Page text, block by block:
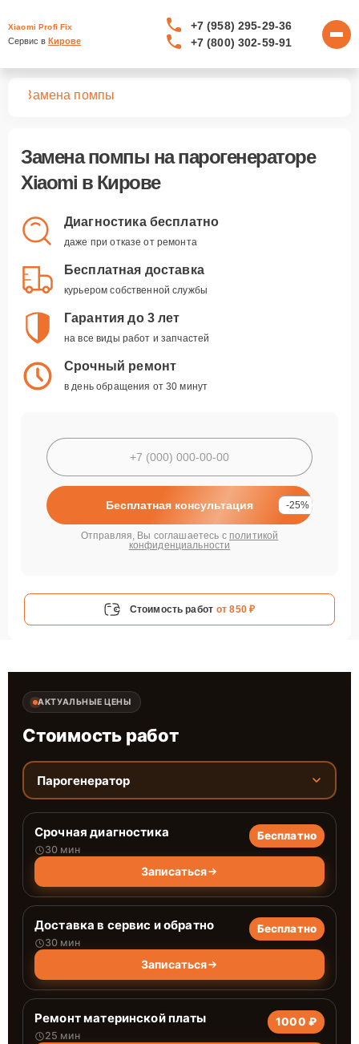
Xiaomi Profi Fix
Сервис в Кирове
+7 (958) 295-29-36
+7 (800) 302-59-91
Замена помпы
Замена помпы на парогенераторе
Xiaomi в Кирове
Диагностика бесплатно
даже при отказе от ремонта
Бесплатная доставка
курьером собственной службы
Гарантия до 3 лет
на все виды работ и запчастей
Срочный ремонт
в день обращения от 30 минут
Бесплатная консультация -25%
Отправляя, Вы соглашаетесь с политикой
конфиденциальности
Стоимость работ от 850 ₽
АКТУАЛЬНЫЕ ЦЕНЫ
Стоимость работ
Парогенератор
Срочная диагностика
30 мин
Бесплатно
Записаться
Доставка в сервис и обратно
30 мин
Бесплатно
Записаться
Ремонт материнской платы
25 мин
1000 ₽